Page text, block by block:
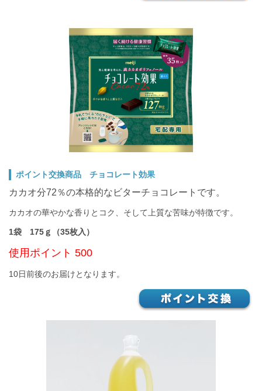
ポイント交換商品 チョコレート効果
カカオ分72％の本格的なビターチョコレートです。
カカオの華やかな香りとコク、そして上質な苦味が特徴です。
1袋 175ｇ（35枚入）
使用ポイント 500
10日前後のお届けとなります。